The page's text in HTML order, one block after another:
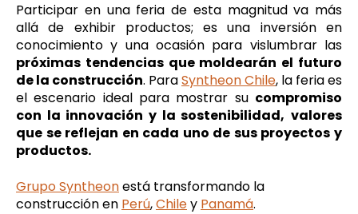
Participar en una feria de esta magnitud va más
allá de exhibir productos; es una inversión en
conocimiento y una ocasión para vislumbrar las
próximas tendencias que moldearán el futuro
de la construcción. ParaSyntheon Chile, la feria es
el escenario ideal para mostrar su compromiso
con la innovación y la sostenibilidad, valores
que se reflejan en cada uno de sus proyectos y
productos.
Grupo Syntheonestá transformando la
construcción en Perú,Chiley Panamá.